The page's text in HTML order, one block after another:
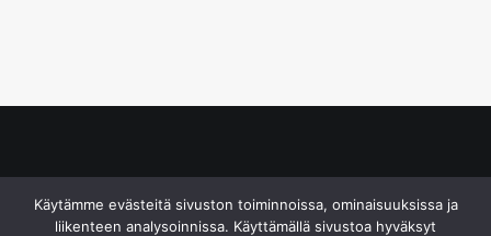
Käytämme evästeitä sivuston toiminnoissa, ominaisuuksissa ja
liikenteen analysoinnissa. Käyttämällä sivustoa hyväksyt